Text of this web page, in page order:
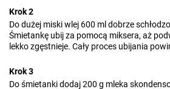
Krok 2
Do dużej miski wlej 600 ml dobrze
Śmietankę ubij za pomocą miksera, aż
lekko zgęstnieje. Cały proces ubijania
Krok 3
Do śmietanki dodaj 200 g mleka